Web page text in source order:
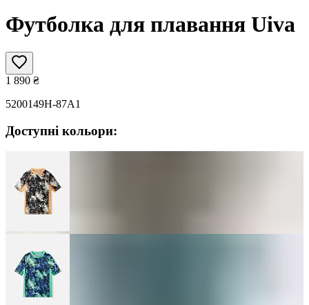
Футболка для плавання Uiva
1 890 ₴
5200149H-87A1
Доступні кольори: